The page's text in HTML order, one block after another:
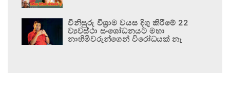
විනිසුරු විශ්‍රාම වයස දිගු කිරීමේ 22
ව්‍යවස්ථා සංශෝධනයට මහා
නාහිමිවරුන්ගෙන් විරෝධයක් නෑ